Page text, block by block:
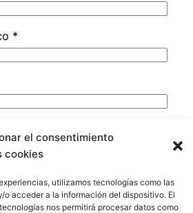
el consentimiento
cookies
utilizamos tecnologías como las
o acceder a la información del dispositivo. El
nos permitirá procesar datos como
*
para la próxima vez que